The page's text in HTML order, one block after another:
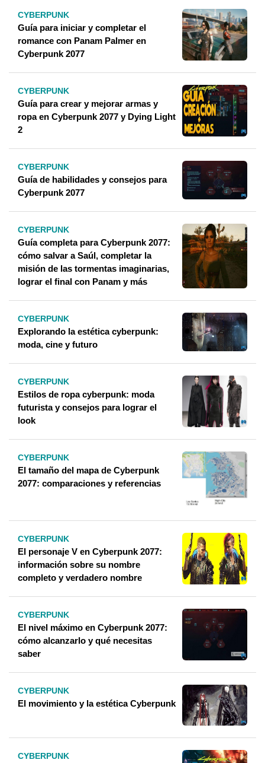
CYBERPUNK
Guía para iniciar y completar el
romance con Panam Palmer en
Cyberpunk 2077
CYBERPUNK
Guía para crear y mejorar armas y
ropa en Cyberpunk 2077 y Dying Light
2
CYBERPUNK
Guía de habilidades y consejos para
Cyberpunk 2077
CYBERPUNK
Guía completa para Cyberpunk 2077:
cómo salvar a Saúl, completar la
misión de las tormentas imaginarias,
lograr el final con Panam y más
CYBERPUNK
Explorando la estética cyberpunk:
moda, cine y futuro
CYBERPUNK
Estilos de ropa cyberpunk: moda
futurista y consejos para lograr el
look
CYBERPUNK
El tamaño del mapa de Cyberpunk
2077: comparaciones y referencias
CYBERPUNK
El personaje V en Cyberpunk 2077:
información sobre su nombre
completo y verdadero nombre
CYBERPUNK
El nivel máximo en Cyberpunk 2077:
cómo alcanzarlo y qué necesitas
saber
CYBERPUNK
El movimiento y la estética Cyberpunk
CYBERPUNK